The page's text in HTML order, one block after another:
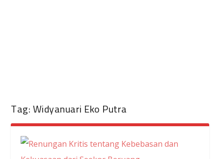
Tag:Widyanuari Eko Putra